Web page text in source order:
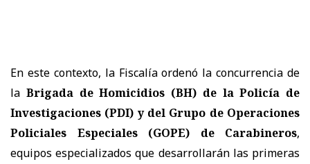
En este contexto, la Fiscalía ordenó la concurrencia de
la Brigada de Homicidios (BH) de la Policía de
Investigaciones (PDI) y del Grupo de Operaciones
Policiales Especiales (GOPE) de Carabineros,
equipos especializados que desarrollarán las primeras